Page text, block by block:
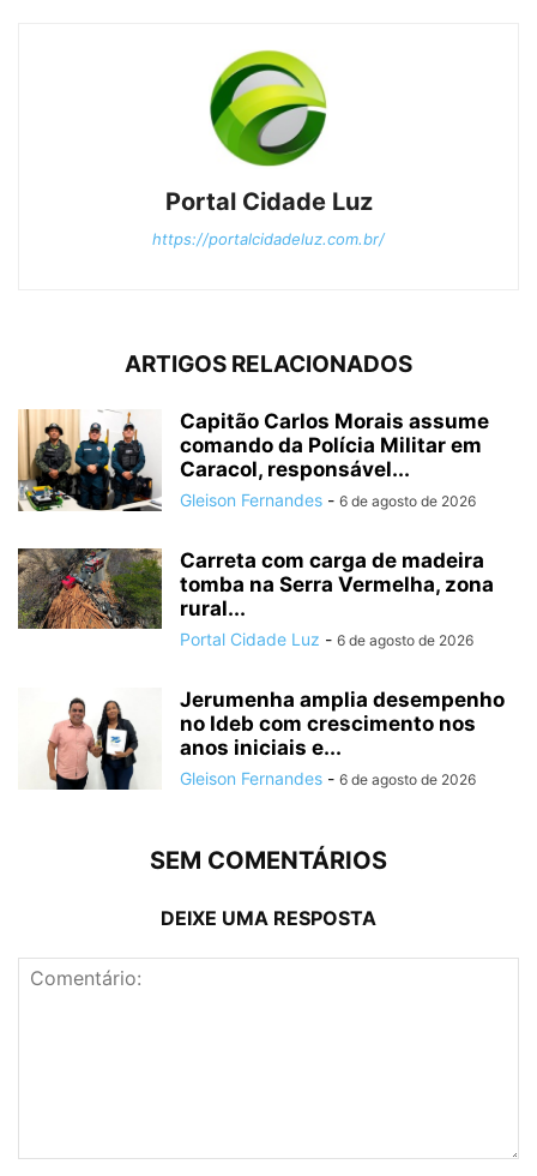
Portal Cidade Luz
https://portalcidadeluz.com.br/
ARTIGOS RELACIONADOS
Capitão Carlos Morais assume
comando da Polícia Militar em
Caracol, responsável...
Gleison Fernandes - 6 de agosto de 2026
Carreta com carga de madeira
tomba na Serra Vermelha, zona
rural...
Portal Cidade Luz - 6 de agosto de 2026
Jerumenha amplia desempenho
no Ideb com crescimento nos
anos iniciais e...
Gleison Fernandes - 6 de agosto de 2026
SEM COMENTÁRIOS
DEIXE UMA RESPOSTA